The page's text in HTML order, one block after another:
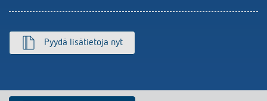
Pyydä lisätietoja nyt